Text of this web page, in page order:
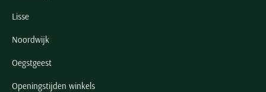
Lisse
Noordwijk
Oegstgeest
Openingstijden winkels